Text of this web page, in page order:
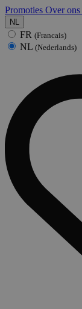
Promoties Over ons
NL
FR (Francais)
NL (Nederlands)